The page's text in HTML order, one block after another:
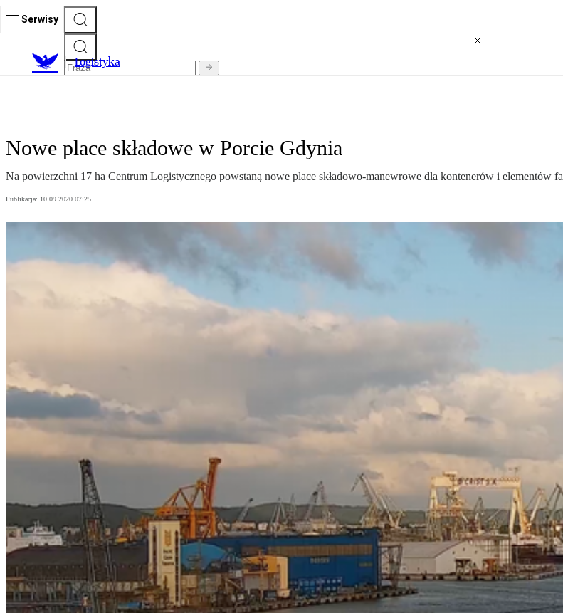
Serwisy
Logistyka
Nowe place składowe w Porcie Gdynia
Na powierzchni 17 ha Centrum Logistycznego powstaną nowe place składowo-manewrowe dla kontenerów i elementów
Publikacja: 10.09.2020 07:25